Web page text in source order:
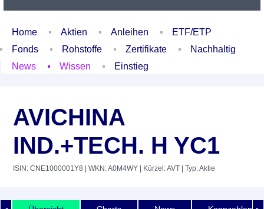
Home Aktien Anleihen
ETF/ETP
Fonds
Rohstoffe Zertifikate
Nachhaltig
News
Wissen Einstieg
AVICHINA
IND.+TECH. H YC1
ISIN: CNE1000001Y8 | WKN: A0M4WY | Kürzel: AVT | Typ: Aktie